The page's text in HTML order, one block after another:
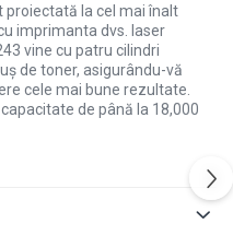
la cel mai înalt
imprimanta dvs. laser
vine cu patru cilindri
de toner, asigurându-vă
cele mai bune rezultate.
de până la 18,000